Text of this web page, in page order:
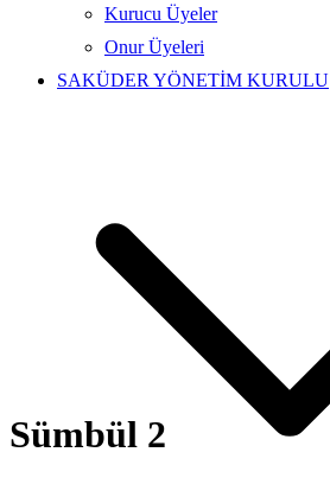
Kurucu Üyeler
Onur Üyeleri
SAKÜDER YÖNETİM KURULU
Sümbül 2